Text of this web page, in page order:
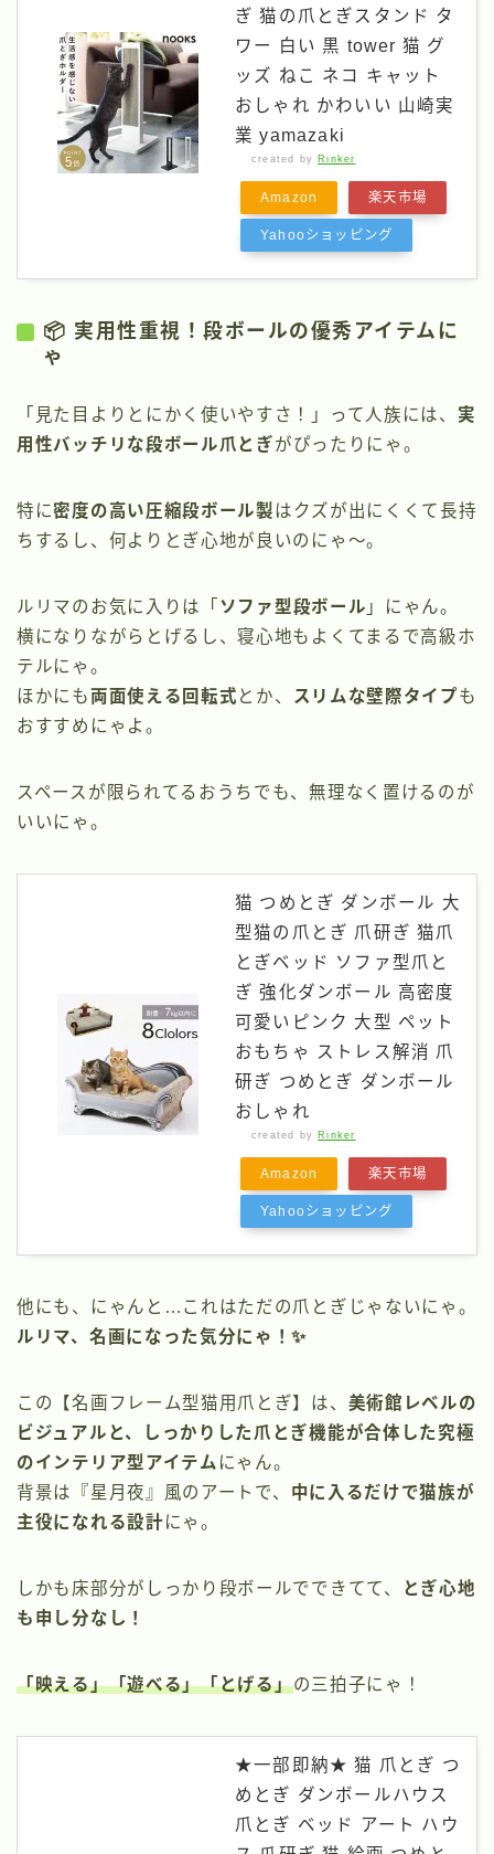
ぎ 猫の爪とぎスタンド タ
ワー 白い 黒 tower 猫 グ
ッズ ねこ ネコ キャット
おしゃれ かわいい 山崎実
業 yamazaki
created by Rinker
Amazon 楽天市場
Yahooショッピング
📦 実用性重視！段ボールの優秀アイテムに
ゃ
「見た目よりとにかく使いやすさ！」って人族には、 実
用性バッチリな段ボール爪とぎがぴったりにゃ。
特に密度の高い圧縮段ボール製はクズが出にくくて長持
ちするし、何よりとぎ心地が良いのにゃ～。
ルリマのお気に入りは「 ソファ型段ボール 」にゃん。
横になりながらとげるし、寝心地もよくてまるで高級ホ
テルにゃ。
ほかにも両面使える回転式 とか、 スリムな壁際タイプも
おすすめにゃよ。
スペースが限られてるおうちでも、無理なく置けるのが
いいにゃ。
猫 つめとぎ ダンボール 大
型猫の爪とぎ 爪研ぎ 猫爪
とぎベッド ソファ型爪と
ぎ 強化ダンボール 高密度
可愛いピンク 大型 ペット
おもちゃ ストレス解消 爪
研ぎ つめとぎ ダンボール
おしゃれ
created by Rinker
Amazon 楽天市場
Yahooショッピング
他にも、にゃんと…これはただの爪とぎじゃないにゃ。
ルリマ、名画になった気分にゃ！✨
この【名画フレーム型猫用爪とぎ】は、 美術館レベルの
ビジュアルと、しっかりした爪とぎ機能が合体した究極
のインテリア型アイテム にゃん。
背景は『星月夜』風のアートで、 中に入るだけで猫族が
主役になれる設計にゃ。
しかも床部分がしっかり段ボールでできてて、
とぎ心地
も申し分なし！
「映える」「遊べる」「とげる」の三拍子にゃ！
★一部即納★ 猫 爪とぎ つ
めとぎ ダンボールハウス
爪とぎ ベッド アート ハウ